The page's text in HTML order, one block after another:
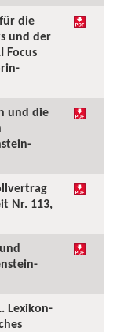
die
und der
Focus
und die
Nr. 113,
Lexikon-